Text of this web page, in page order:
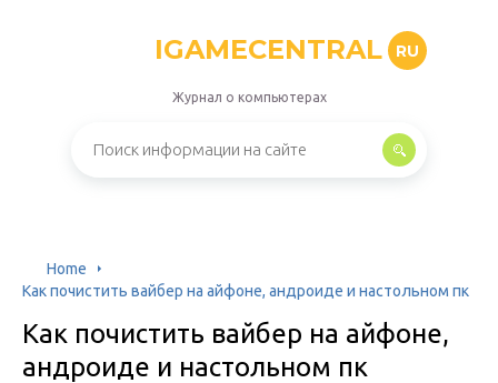
IGAMECENTRAL RU
Журнал о компьютерах
Home
Как почистить вайбер на айфоне, андроиде и настольном пк
Как почистить вайбер на айфоне,
андроиде и настольном пк